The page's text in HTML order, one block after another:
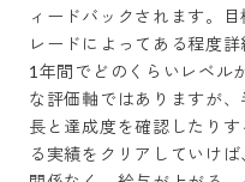
ィードバックされます。
レードによってある程度詳
1年間でどのくらいレベル
な評価軸ではありますが
長と達成度を確認したり
る実績をクリアしていけ